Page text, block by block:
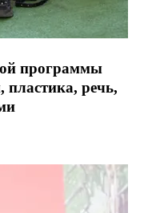
программы
речь,